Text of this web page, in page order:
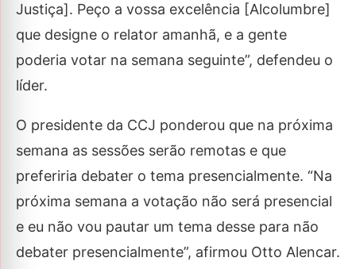
Justiça]. Peço a vossa excelência [Alcolumbre]
que designe o relator amanhã, e a gente
poderia votar na semana seguinte”, defendeu o
líder.
O presidente da CCJ ponderou que na próxima
semana as sessões serão remotas e que
preferiria debater o tema presencialmente. “Na
próxima semana a votação não será presencial
e eu não vou pautar um tema desse para não
debater presencialmente”, afirmou Otto Alencar.